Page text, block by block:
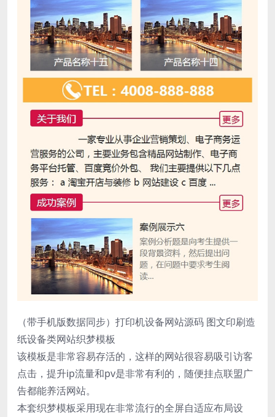
（带手机版数据同步）打印机设备网站源码 图文印刷造
纸设备类网站织梦模板
该模板是非常容易存活的，这样的网站很容易吸引访客
点击，提升ip流量和pv是非常有利的，随便挂点联盟广
告都能养活网站。
本套织梦模板采用现在非常流行的全屏自适应布局设